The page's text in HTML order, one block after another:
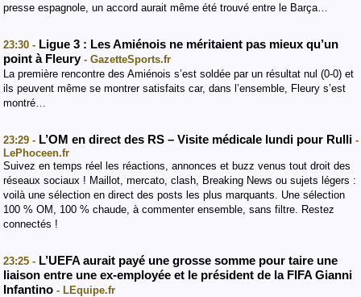
presse espagnole, un accord aurait même été trouvé entre le Barça…
23:30 - Ligue 3 : Les Amiénois ne méritaient pas mieux qu’un
point à Fleury - GazetteSports.fr
La première rencontre des Amiénois s’est soldée par un résultat nul (0-0) et
ils peuvent même se montrer satisfaits car, dans l’ensemble, Fleury s’est
montré…
23:29 - L’OM en direct des RS – Visite médicale lundi pour Rulli -
LePhoceen.fr
Suivez en temps réel les réactions, annonces et buzz venus tout droit des
réseaux sociaux ! Maillot, mercato, clash, Breaking News ou sujets légers :
voilà une sélection en direct des posts les plus marquants. Une sélection
100 % OM, 100 % chaude, à commenter ensemble, sans filtre. Restez
connectés !
23:25 - L’UEFA aurait payé une grosse somme pour taire une
liaison entre une ex-employée et le président de la FIFA Gianni
Infantino - LEquipe.fr